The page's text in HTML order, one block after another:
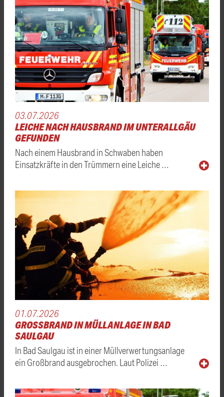
03.07.2026
LEICHE NACH HAUSBRAND IM UNTERALLGÄU
GEFUNDEN
Nach einem Hausbrand in Schwaben haben
Einsatzkräfte in den Trümmern eine Leiche …
01.07.2026
GROSSBRAND IN MÜLLANLAGE IN BAD S
AULGAU
In Bad Saulgau ist in einer Müllverwertungsanlage
ein Großbrand ausgebrochen. Laut Polizei …